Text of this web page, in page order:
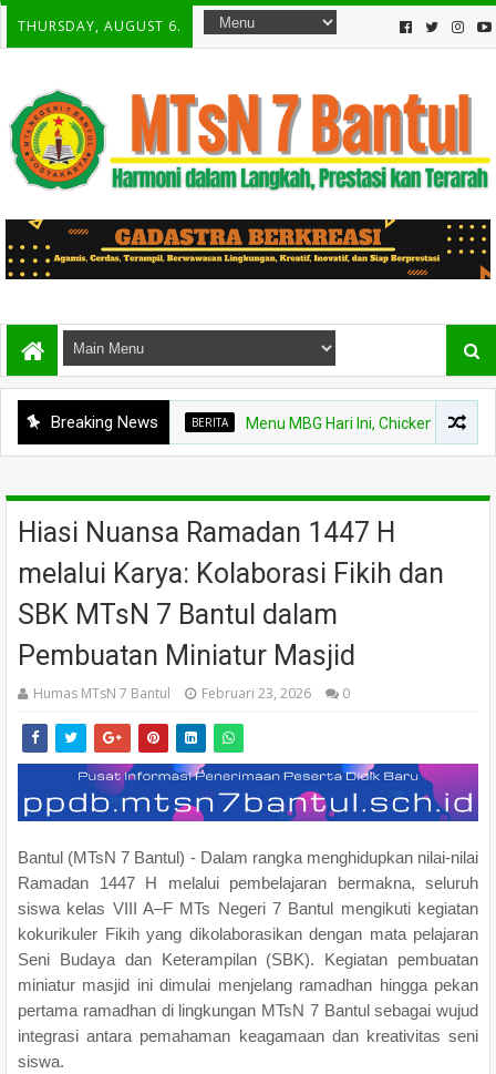
THURSDAY, AUGUST 6.
Breaking News
BERITA Menu MBG Hari Ini, Chicken Steak dan
Hiasi Nuansa Ramadan 1447 H
melalui Karya: Kolaborasi Fikih dan
SBK MTsN 7 Bantul dalam
Pembuatan Miniatur Masjid
Humas MTsN 7 Bantul Februari 23, 2026 0
Bantul (MTsN 7 Bantul) - Dalam rangka menghidupkan nilai-nilai
Ramadan 1447 H melalui pembelajaran bermakna, seluruh
siswa kelas VIII A–F MTs Negeri 7 Bantul mengikuti kegiatan
kokurikuler Fikih yang dikolaborasikan dengan mata pelajaran
Seni Budaya dan Keterampilan (SBK). Kegiatan pembuatan
miniatur masjid ini dimulai menjelang ramadhan hingga pekan
pertama ramadhan di lingkungan MTsN 7 Bantul sebagai wujud
integrasi antara pemahaman keagamaan dan kreativitas seni
siswa.